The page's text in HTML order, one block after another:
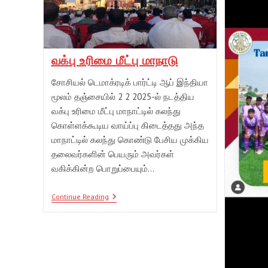
வக்பு உரிமை மீட்பு மாநாடு
சோசியல் டெமாக்ரடிக் பார்ட்டி ஆப் இந்தியா
மூலம் தஞ்சையில் 2 2 2025-ல் நடத்திய
வக்பு உரிமை மீட்பு மாநாட்டில் கலந்து
கொள்ளக்கூடிய வாய்ப்பு கிடைத்தது அந்த
மாநாட்டில் கலந்து கொண்டு பேசிய முக்கிய
தலைவர்களின் பெயரும் அவர்கள்
வகிக்கின்ற பொறுப்பையும்…
Continue Readingவக்பு